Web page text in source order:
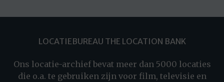
LOCATIEBUREAU THE LOCATION BANK
Ons locatie-archief bevat meer dan 5000 locaties
die o.a. te gebruiken zijn voor film, televisie en